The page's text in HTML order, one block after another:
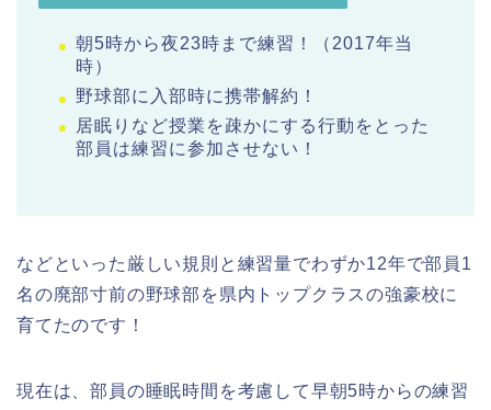
朝5時から夜23時まで練習！（2017年当
時）
野球部に入部時に携帯解約！
居眠りなど授業を疎かにする行動をとった
部員は練習に参加させない！
などといった厳しい規則と練習量でわずか12年で部員1
名の廃部寸前の野球部を県内トップクラスの強豪校に
育てたのです！
現在は、部員の睡眠時間を考慮して早朝5時からの練習